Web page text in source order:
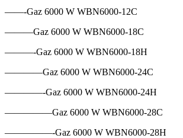
——-Gaz 6000 W WBN6000-12C
———Gaz 6000 W WBN6000-18C
———-Gaz 6000 W WBN6000-18H
————Gaz 6000 W WBN6000-24C
————-Gaz 6000 W WBN6000-24H
—————Gaz 6000 W WBN6000-28C
—————-Gaz 6000 W WBN6000-28H